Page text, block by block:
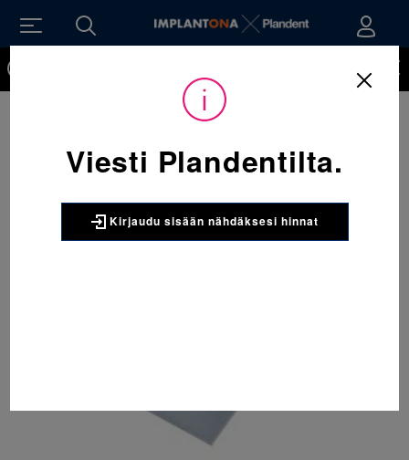
Viesti Plandentilta.
Kirjaudu sisään nähdäksesi hinnat